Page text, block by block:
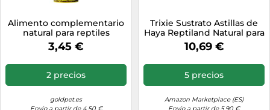
Alimento complementario
natural para reptiles
Mealworms - Tropical -
Cantidad: 100 ml
3,45 €
2 precios
goldpet.es
Trixie Sustrato Astillas de
Haya Reptiland Natural para
Terrario 10 L
10,69 €
5 precios
Amazon Marketplace (ES)